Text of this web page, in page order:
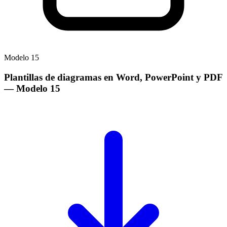
Modelo 15
Plantillas de diagramas en Word, PowerPoint y PDF
— Modelo 15